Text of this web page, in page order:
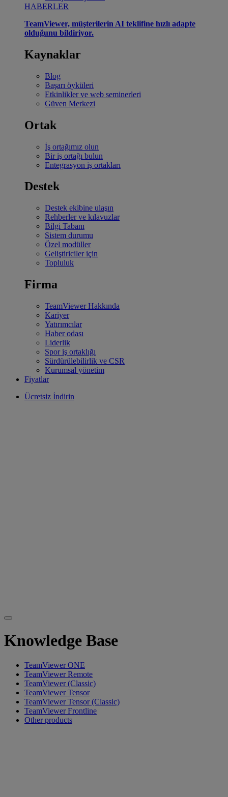
HABERLER
TeamViewer, müşterilerin AI teklifine hızlı adapte
olduğunu bildiriyor.
Kaynaklar
Blog
Başarı öyküleri
Etkinlikler ve web seminerleri
Güven Merkezi
Ortak
İş ortağımız olun
Bir iş ortağı bulun
Entegrasyon iş ortakları
Destek
Destek ekibine ulaşın
Rehberler ve kılavuzlar
Bilgi Tabanı
Sistem durumu
Özel modüller
Geliştiriciler için
Topluluk
Firma
TeamViewer Hakkında
Kariyer
Yatırımcılar
Haber odası
Liderlik
Spor iş ortaklığı
Sürdürülebilirlik ve CSR
Kurumsal yönetim
Fiyatlar
Ücretsiz İndirin
Knowledge Base
TeamViewer ONE
TeamViewer Remote
TeamViewer (Classic)
TeamViewer Tensor
TeamViewer Tensor (Classic)
TeamViewer Frontline
Other products